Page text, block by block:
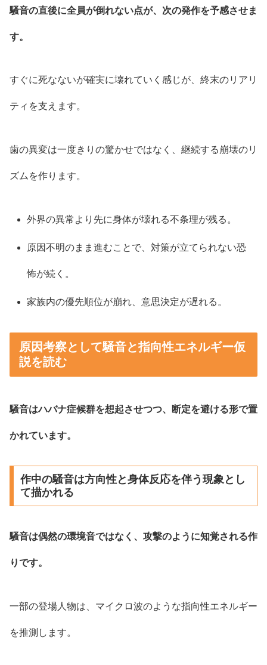
騒音の直後に全員が倒れない点が、次の発作を予感させま
す。
すぐに死なないが確実に壊れていく感じが、終末のリアリ
ティを支えます。
歯の異変は一度きりの驚かせではなく、継続する崩壊のリ
ズムを作ります。
外界の異常より先に身体が壊れる不条理が残る。
原因不明のまま進むことで、対策が立てられない恐
怖が続く。
家族内の優先順位が崩れ、意思決定が遅れる。
原因考察として騒音と指向性エネルギー仮
説を読む
騒音はハバナ症候群を想起させつつ、断定を避ける形で置
かれています。
作中の騒音は方向性と身体反応を伴う現象とし
て描かれる
騒音は偶然の環境音ではなく、攻撃のように知覚される作
りです。
一部の登場人物は、マイクロ波のような指向性エネルギー
を推測します。